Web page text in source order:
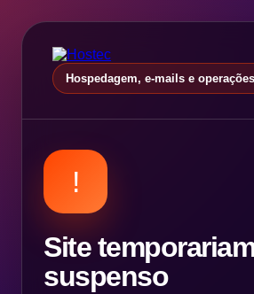
Hospedagem, e-mails e
!
Site
suspenso